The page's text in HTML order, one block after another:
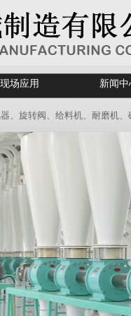
现场应用 新闻中
转阀、给料机、耐磨机、磁